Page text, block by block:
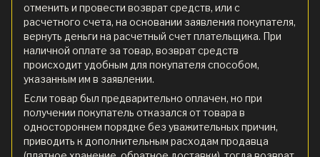
отменить и провести возврат средств, или с
расчетного счета, на основании заявления покупателя,
вернуть деньги на расчетный счет плательщика. При
наличной оплате за товар, возврат средств
происходит удобным для покупателя способом,
указанным им в заявлении.
Если товар был предварительно оплачен, но при
получении покупатель отказался от товара в
одностороннем порядке без уважительных причин,
приводить к дополнительным расходам продавца